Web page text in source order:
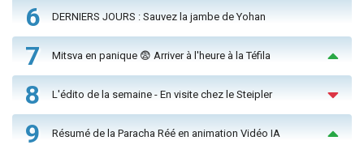
6 DERNIERS JOURS : Sauvez la jambe de Yohan
7 Mitsva en panique 😨 Arriver à l'heure à la Téfila
8 L'édito de la semaine - En visite chez le Steipler
9 Résumé de la Paracha Réé en animation Vidéo IA